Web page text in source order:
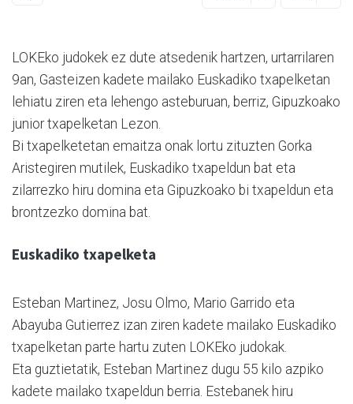
LOKEko judokek ez dute atsedenik hartzen, urtarrilaren
9an, Gasteizen kadete mailako Euskadiko txapelketan
lehiatu ziren eta lehengo asteburuan, berriz, Gipuzkoako
junior txapelketan Lezon.
Bi txapelketetan emaitza onak lortu zituzten Gorka
Aristegiren mutilek, Euskadiko txapeldun bat eta
zilarrezko hiru domina eta Gipuzkoako bi txapeldun eta
brontzezko domina bat.
Euskadiko txapelketa
Esteban Martinez, Josu Olmo, Mario Garrido eta
Abayuba Gutierrez izan ziren kadete mailako Euskadiko
txapelketan parte hartu zuten LOKEko judokak.
Eta guztietatik, Esteban Martinez dugu 55 kilo azpiko
kadete mailako txapeldun berria. Estebanek hiru